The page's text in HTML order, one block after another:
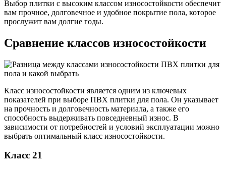
Выбор плитки с высоким классом износостойкости обеспечит
вам прочное, долговечное и удобное покрытие пола, которое
прослужит вам долгие годы.
Сравнение классов износостойкости
Класс износостойкости является одним из ключевых
показателей при выборе ПВХ плитки для пола. Он указывает
на прочность и долговечность материала, а также его
способность выдерживать повседневный износ. В
зависимости от потребностей и условий эксплуатации можно
выбрать оптимальный класс износостойкости.
Класс 21